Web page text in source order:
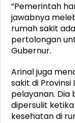
“Pemerintah
jawabnya
rumah sakit
pertolongan
Gubernur.
Arinal juga
sakit di
pelayanan.
dipersulit
kesehatan di